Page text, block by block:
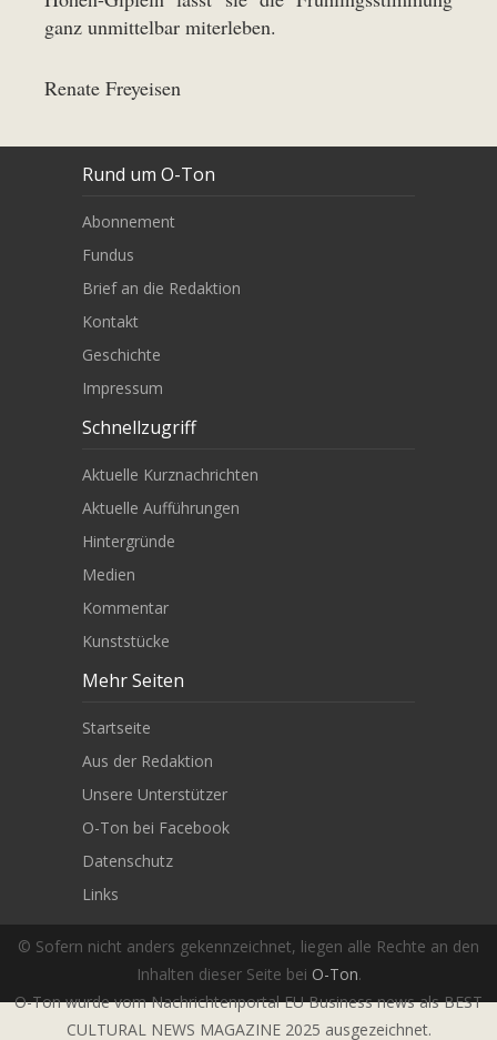
ganz unmittelbar miterleben.
Renate Freyeisen
© Sofern nicht anders gekennzeichnet, liegen alle Rechte an den
Inhalten dieser Seite bei O-Ton.
O-Ton wurde vom Nachrichtenportal EU Business news als BEST
CULTURAL NEWS MAGAZINE 2025 ausgezeichnet.
Rund um O-Ton
Abonnement
Fundus
Brief an die Redaktion
Kontakt
Geschichte
Impressum
Schnellzugriff
Aktuelle Kurznachrichten
Aktuelle Aufführungen
Hintergründe
Medien
Kommentar
Kunststücke
Mehr Seiten
Startseite
Aus der Redaktion
Unsere Unterstützer
O-Ton bei Facebook
Datenschutz
Links